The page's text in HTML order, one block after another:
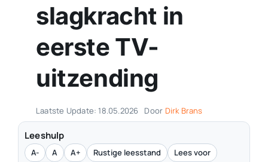
slagkracht in
eerste TV-
uitzending
Laatste Update: 18.05.2026 Door Dirk Brans
Leeshulp
A- A A+ Rustige leesstand
Lees voor